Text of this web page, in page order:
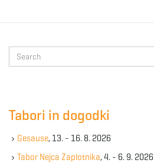
e
e
y
Tabori in dogodki
Gesause, 13. - 16. 8. 2026
Tabor Nejca Zaplotnika, 4. - 6. 9. 2026